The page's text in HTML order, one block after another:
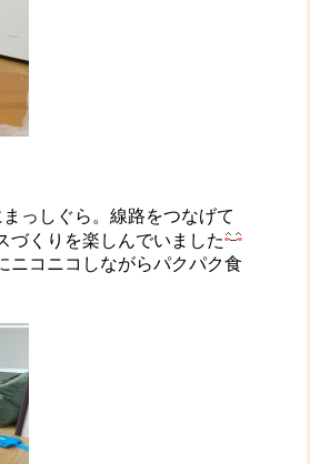
っしぐら。線路をつなげて
づくりを楽しんでいました
ニコニコしながらパクパク食